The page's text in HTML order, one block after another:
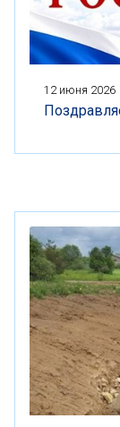
12 июня 2026